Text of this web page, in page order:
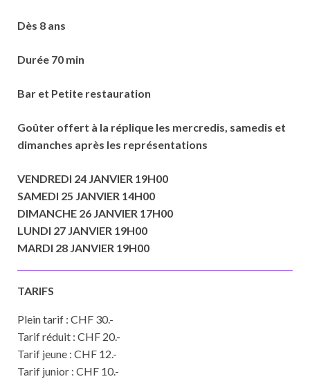
Dès 8 ans
Durée 70 min
Bar et Petite restauration
Goûter offert à la réplique les mercredis, samedis et
dimanches après les représentations
VENDREDI 24 JANVIER 19H00
SAMEDI 25 JANVIER 14H00
DIMANCHE 26 JANVIER 17H00
LUNDI 27 JANVIER 19H00
MARDI 28 JANVIER 19H00
TARIFS
Plein tarif : CHF 30.-
Tarif réduit : CHF 20.-
Tarif jeune : CHF 12.-
Tarif junior : CHF 10.-